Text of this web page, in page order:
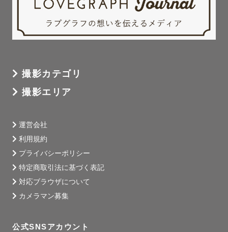
撮影カテゴリ
撮影エリア
運営会社
利用規約
プライバシーポリシー
特定商取引法に基づく表記
対応ブラウザについて
カメラマン募集
公式SNSアカウント